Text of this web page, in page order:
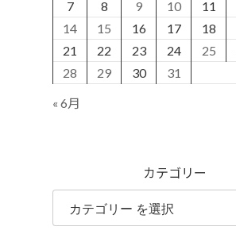
7
8 9 10 11
14
15 16 17 18
21
22 23 24 25
28
29 30 31
« 6月
カテゴリー